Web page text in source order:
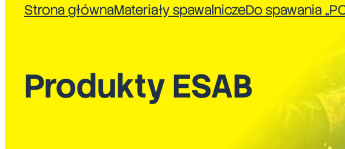
Strona głównaMateriały spawalniczeDo spawania
Produkty ESAB